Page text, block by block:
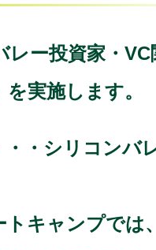
ー投資家・
実施します。
・シリコンバ
キャンプでは